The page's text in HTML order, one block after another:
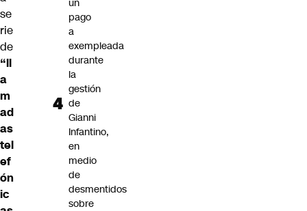
se
rie
de
“ll
a
m
ad
as
tel
ef
ón
ic
un
pago
a
exempleada
durante
la
gestión
de
Gianni
Infantino,
en
medio
de
desmentidos
sobre